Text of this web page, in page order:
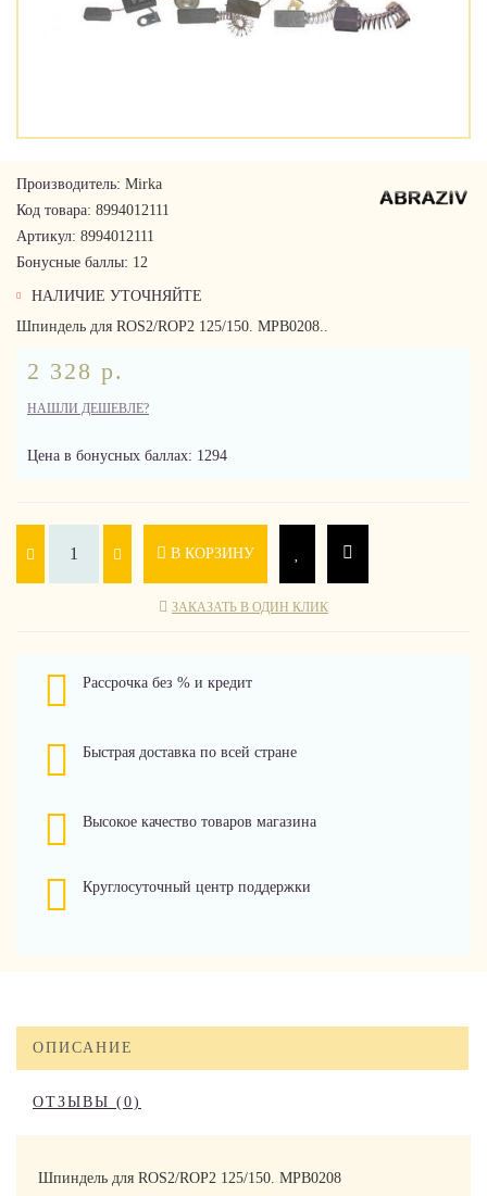
Производитель: Mirka
Код товара: 8994012111
Артикул: 8994012111
Бонусные баллы: 12
НАЛИЧИЕ УТОЧНЯЙТЕ
Шпиндель для ROS2/ROP2 125/150. MPB0208..
2 328 р.
НАШЛИ ДЕШЕВЛЕ?
Цена в бонусных баллах: 1294
В КОРЗИНУ
ЗАКАЗАТЬ В ОДИН КЛИК
Рассрочка без % и кредит
Быстрая доставка по всей стране
Высокое качество товаров магазина
Круглосуточный центр поддержки
ОПИСАНИЕ
ОТЗЫВЫ (0)
Шпиндель для ROS2/ROP2 125/150. MPB0208